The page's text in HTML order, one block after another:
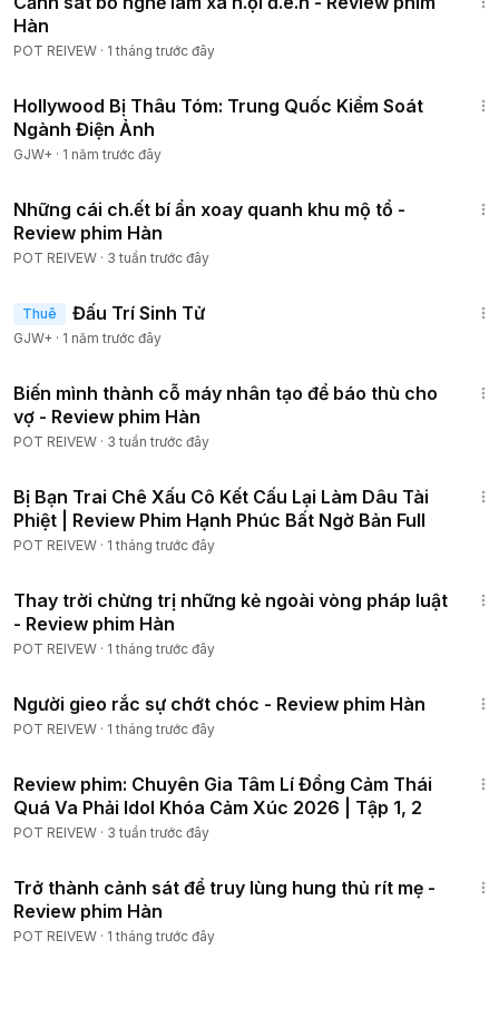
Hàn
POT REIVEW · 1 tháng trước đây
Hollywood Bị Thâu Tóm: Trung Quốc Kiểm Soát
Ngành Điện Ảnh
GJW+ · 1 năm trước đây
Những cái ch.ết bí ẩn xoay quanh khu mộ tổ -
Review phim Hàn
POT REIVEW · 3 tuần trước đây
Thuê Đấu Trí Sinh Tử
GJW+ · 1 năm trước đây
Biến mình thành cỗ máy nhân tạo để báo thù cho
vợ - Review phim Hàn
POT REIVEW · 3 tuần trước đây
Bị Bạn Trai Chê Xấu Cô Kết Cấu Lại Làm Dâu Tài
Phiệt | Review Phim Hạnh Phúc Bất Ngờ Bản Full
POT REIVEW · 1 tháng trước đây
Thay trời chừng trị những kẻ ngoài vòng pháp luật
- Review phim Hàn
POT REIVEW · 1 tháng trước đây
Người gieo rắc sự chớt chóc - Review phim Hàn
POT REIVEW · 1 tháng trước đây
Review phim: Chuyên Gia Tâm Lí Đồng Cảm Thái
Quá Va Phải Idol Khóa Cảm Xúc 2026 | Tập 1, 2
POT REIVEW · 3 tuần trước đây
Trở thành cảnh sát để truy lùng hung thủ rít mẹ -
Review phim Hàn
POT REIVEW · 1 tháng trước đây